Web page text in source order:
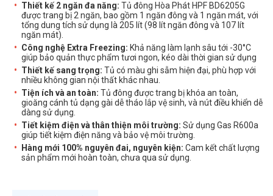
Thiết kế 2 ngăn đa năng: Tủ đông Hòa Phát HPF BD6205G
được trang bị 2 ngăn, bao gồm 1 ngăn đông và 1 ngăn mát, với
tổng dung tích sử dụng là 205 lít (98 lít ngăn đông và 107 lít
ngăn mát).
Công nghệ Extra Freezing: Khả năng làm lạnh sâu tới -30°C
giúp bảo quản thực phẩm tươi ngon, kéo dài thời gian sử dụng
Thiết kế sang trọng: Tủ có màu ghi sẫm hiện đại, phù hợp với
nhiều không gian nội thất khác nhau.
Tiện ích và an toàn: Tủ đông được trang bị khóa an toàn,
gioăng cánh tủ dạng gài dễ tháo lắp vệ sinh, và nút điều khiển dễ
dàng sử dụng.
Tiết kiệm điện và thân thiện môi trường: Sử dụng Gas R600a
giúp tiết kiệm điện năng và bảo vệ môi trường.
Hàng mới 100% nguyên đai, nguyên kiện: Cam kết chất lượng
sản phẩm mới hoàn toàn, chưa qua sử dụng.